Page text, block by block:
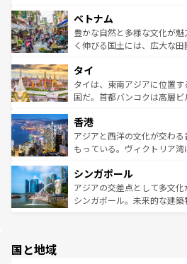
参照してほしい。
容にもいいと評判のスイーツ
が味わえる。 なお、新
照してほしい。
き、地方に足を延ばせば四季
できる。そして、キムチや
まで、さまざまな韓国料理
リティに包まれながら、韓国
わってみてほ
覧を参照してほしい。
ベトナム
豊かな自然と多様な文化が
く伸びる国土には、広大な
急速な発展と共に伝統が息づ
ーチミン市のフランス統治
醸し出している。また、バ
とつ。フォーやバインミー、
ひ現地で味わいたい。どの
が旅行者を迎えてくれるの
参照してほしい。
タイ
タイは、東南アジアに位置
国だ。首都バンコクは高層
の活気が交差している。北部
帯で自然と触れ合い、南部
いビーチでリゾート気分を
激する。気候は一年中温暖で
が待っている。親しみやす
た文化、そして多様な観光
香港
アジアと西洋の文化が交わ
もっている。ヴィクトリア
み、どこを訪れても感動する
ており、効率よく見どころ
うな絶景から文化的な体験
シンガポール
アジアの交差点として多文
シンガポール。未来的な建
国と地域